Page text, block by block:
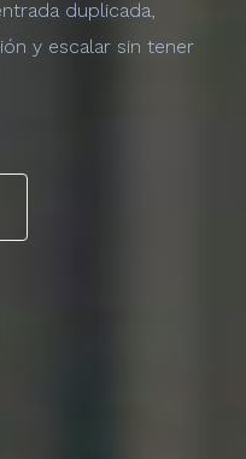
duplicada,
y escalar sin tener